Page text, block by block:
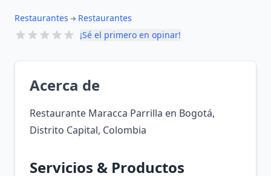
Restaurantes
Restaurantes
¡Sé el primero en opinar!
Acerca de
Restaurante Maracca Parrilla en Bogotá,
Distrito Capital, Colombia
Servicios & Productos